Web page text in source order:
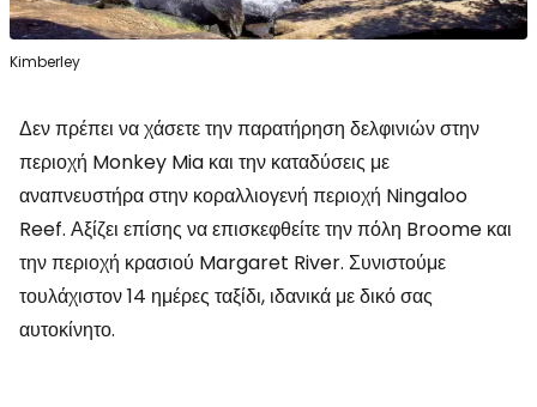
Kimberley
Δεν πρέπει να χάσετε την παρατήρηση δελφινιών στην
περιοχή Monkey Mia και την καταδύσεις με
αναπνευστήρα στην κοραλλιογενή περιοχή Ningaloo
Reef. Αξίζει επίσης να επισκεφθείτε την πόλη Broome και
την περιοχή κρασιού Margaret River. Συνιστούμε
τουλάχιστον 14 ημέρες ταξίδι, ιδανικά με δικό σας
αυτοκίνητο.